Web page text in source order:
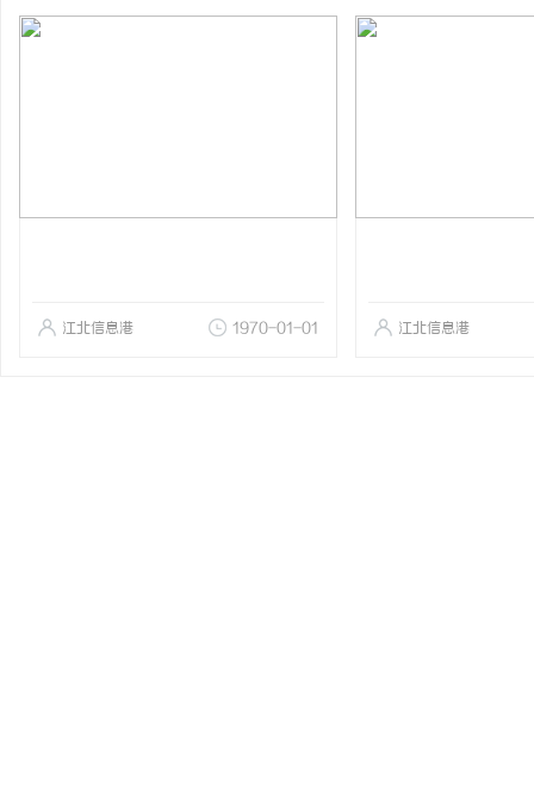
江北信息港 1970-01-01 江北信息港